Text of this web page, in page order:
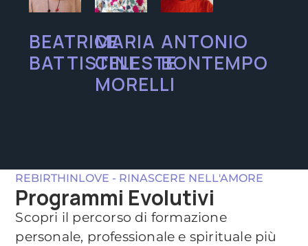
BEATRICE
BATTISTINI
MARIA
CELESTE
MORELLI
ANTONIO
BONTEMPO
REBIRTHINLOVE - RINASCERE NELL'AMORE
Programmi Evolutivi
Scopri il percorso di formazione
personale, professionale e spirituale più